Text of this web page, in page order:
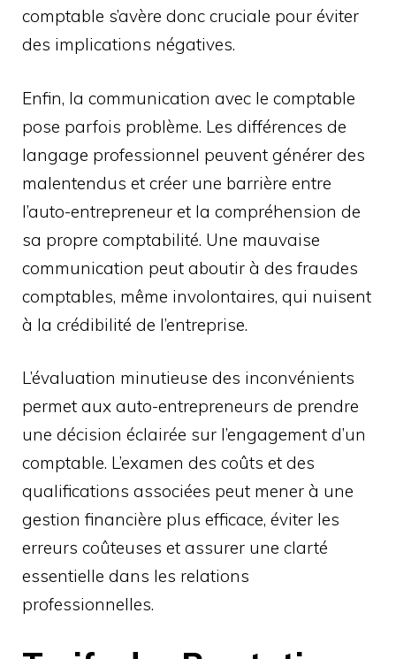
comptable s’avère donc cruciale pour éviter
des implications négatives.
Enfin, la communication avec le comptable
pose parfois problème. Les différences de
langage professionnel peuvent générer des
malentendus et créer une barrière entre
l’auto-entrepreneur et la compréhension de
sa propre comptabilité. Une mauvaise
communication peut aboutir à des fraudes
comptables, même involontaires, qui nuisent
à la crédibilité de l’entreprise.
L’évaluation minutieuse des inconvénients
permet aux auto-entrepreneurs de prendre
une décision éclairée sur l’engagement d’un
comptable. L’examen des coûts et des
qualifications associées peut mener à une
gestion financière plus efficace, éviter les
erreurs coûteuses et assurer une clarté
essentielle dans les relations
professionnelles.